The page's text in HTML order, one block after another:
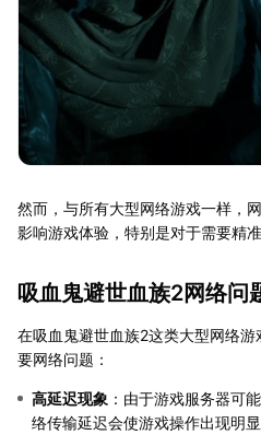
然而，与所有大型网络游戏一样，
影响游戏体验，特别是对于需要精
吸血鬼避世血族2网络问
在吸血鬼避世血族2这类大型网络
要网络问题：
高延迟现象 ：由于游戏服务器可
络传输延迟会使游戏操作出现明